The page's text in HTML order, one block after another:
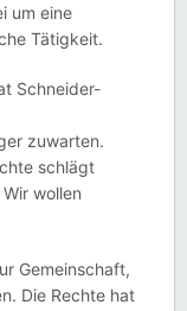
um eine
Tätigkeit.
Schneider-
zuwarten.
schlägt
wollen
Gemeinschaft,
Die Rechte hat